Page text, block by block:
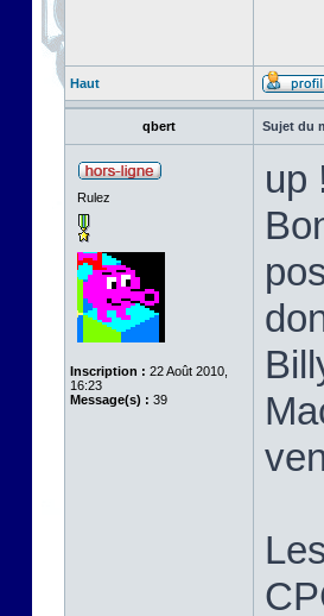
Haut
qbert Sujet du
Rulez
Inscription : 22 Août 2010,
16:23
Message(s) : 39
up